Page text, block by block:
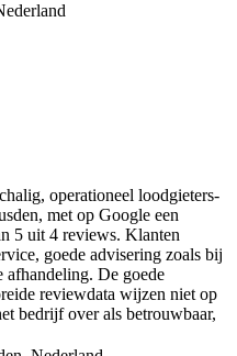
operationeel loodgieters-
met op Google een
5 uit 4 reviews. Klanten
goede advisering zoals bij
De goede
reviewdata wijzen niet op
bedrijf over als betrouwbaar,